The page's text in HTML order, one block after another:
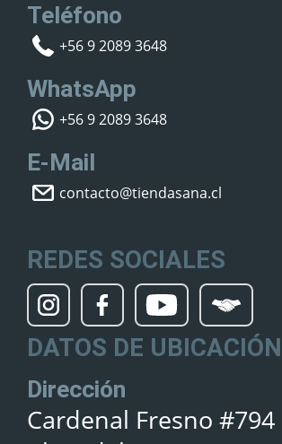
Teléfono
+56 9 2089 3648
WhatsApp
+56 9 2089 3648
E-Mail
contacto@tiendasana.cl
REDES SOCIALES
DATOS DE UBICACIÓN
Dirección
Cardenal Fresno #794